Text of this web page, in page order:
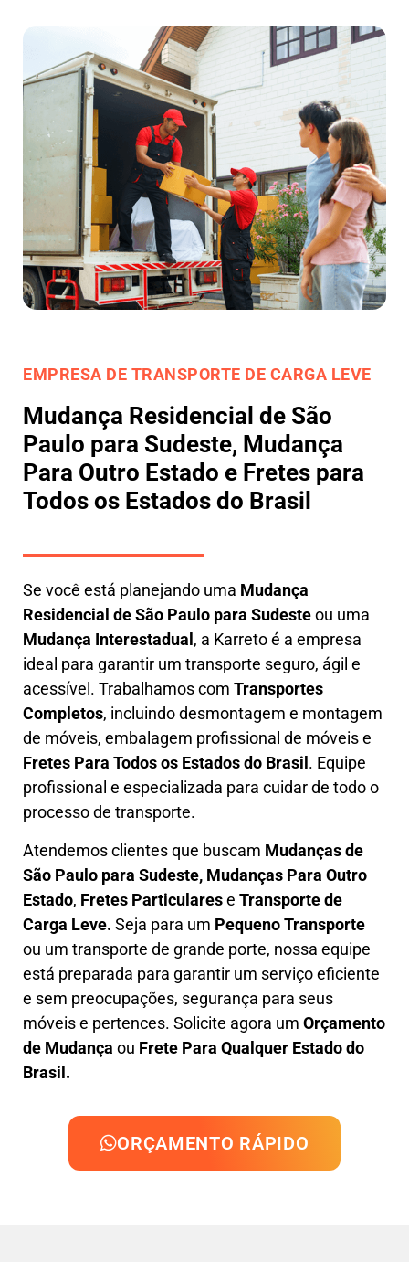
EMPRESA DE TRANSPORTE DE CARGA LEVE
Mudança Residencial de São
Paulo para Sudeste, Mudança
Para Outro Estado e Fretes para
Todos os Estados do Brasil
Se você está planejando uma Mudança
Residencial de São Paulo para Sudesteou uma
Mudança Interestadual , a Karretoé a empresa
ideal para garantir um transporte seguro, ágil e
acessível. Trabalhamos com Transportes
Completos, incluindodesmontagem e montagem
de móveis, embalagem profissional de móveis e
Fretes Para Todos os Estados do Brasil . Equipe
profissional e especializada para cuidar de todo o
processo de transporte.
Atendemos clientes que buscam Mudançasde
São Paulo para Sudeste, Mudanças Para Outro
Estado, Fretes Particularese Transportede
Carga Leve. Seja para um Pequeno Transporte
ou um transporte de grande porte, nossa equipe
está preparada para garantir um serviço eficiente
e sem preocupações, segurança para seus
móveis e pertences. Solicite agora um Orçamento
de Mudança ou Frete Para Qualquer Estado do
Brasil.
ORÇAMENTO RÁPIDO